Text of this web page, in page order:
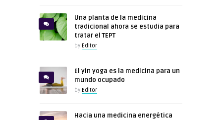
Una planta de la medicina
tradicional ahora se estudia para
tratar el TEPT
by Editor
El yin yoga es la medicina para un
mundo ocupado
by Editor
Hacia una medicina energética